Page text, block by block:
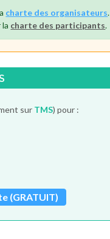
charte des organisateurs.
charte des participants.
sur TMS) pour :
(GRATUIT)